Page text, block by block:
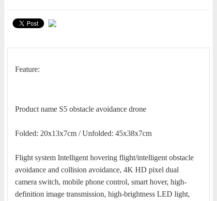
Feature:
Product name S5 obstacle avoidance drone
Folded: 20x13x7cm / Unfolded: 45x38x7cm
Flight system Intelligent hovering flight/intelligent obstacle
avoidance and collision avoidance, 4K HD pixel dual
camera switch, mobile phone control, smart hover, high-
definition image transmission, high-brightness LED light,